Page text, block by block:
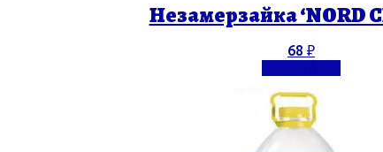
Незамерзайка ‘NORD
68 ₽